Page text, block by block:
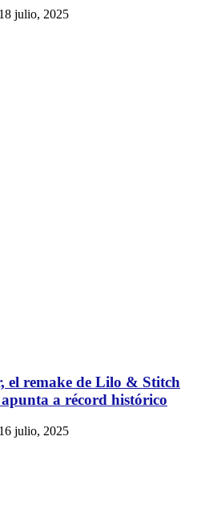
18 julio, 2025
el remake de Lilo & Stitch
a récord histórico
16 julio, 2025